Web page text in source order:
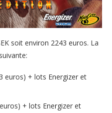
soit environ 2243 euros. La
euros) + lots Energizer et
+ lots Energizer et